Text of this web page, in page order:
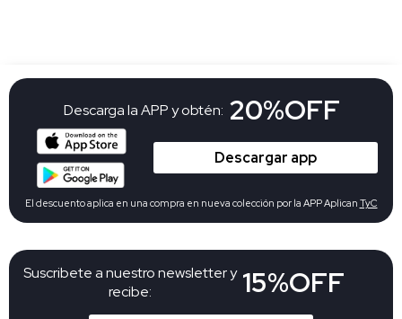
Suscribete a nuestro newsletter y
recibe:
15%OFF
Descarga la APP y obtén: 20%OFF
Descargar app
El descuento aplica en una compra en nueva colección por la APP Aplican TyC